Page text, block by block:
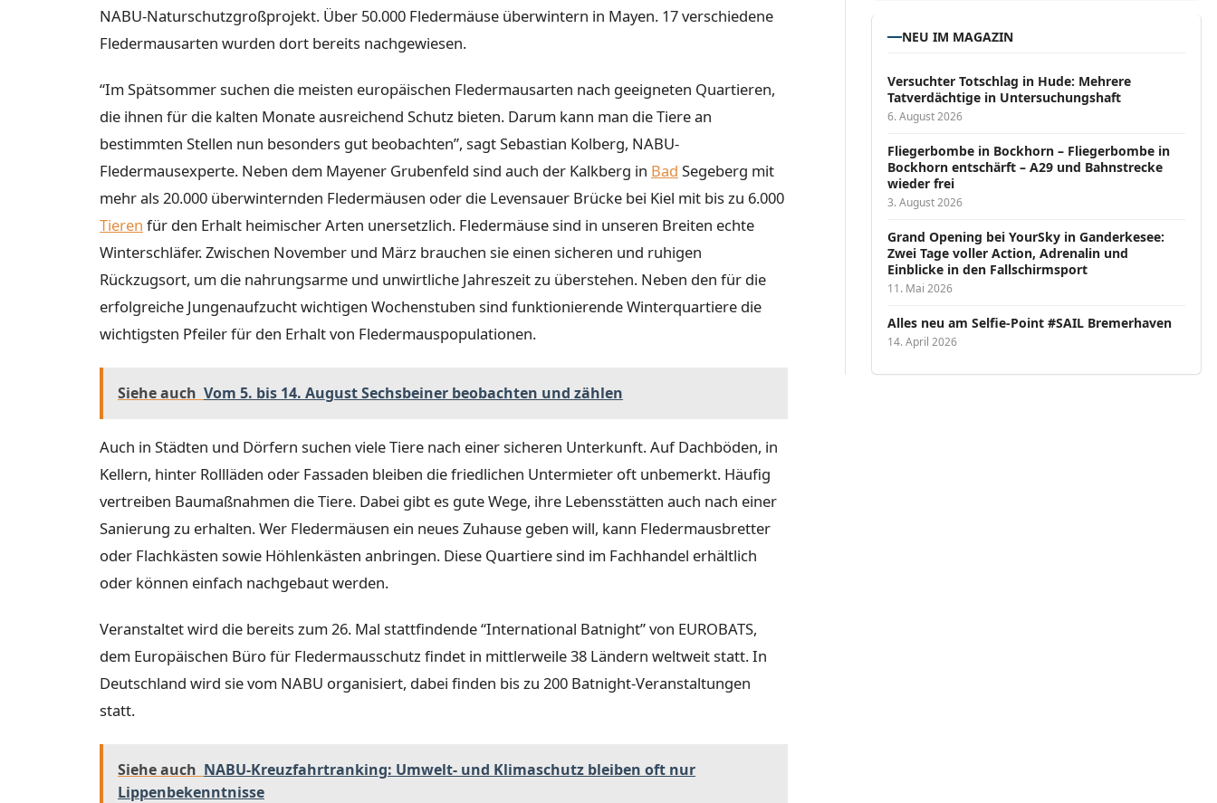
NABU-Naturschutzgroßprojekt. Über 50.000 Fledermäuse überwintern in Mayen. 17 verschiedene
Fledermausarten wurden dort bereits nachgewiesen.
“Im Spätsommer suchen die meisten europäischen Fledermausarten nach geeigneten Quartieren,
die ihnen für die kalten Monate ausreichend Schutz bieten. Darum kann man die Tiere an
bestimmten Stellen nun besonders gut beobachten”, sagt Sebastian Kolberg, NABU-
Fledermausexperte. Neben dem Mayener Grubenfeld sind auch der Kalkberg in Bad Segeberg mit
mehr als 20.000 überwinternden Fledermäusen oder die Levensauer Brücke bei Kiel mit bis zu 6.000
Tieren für den Erhalt heimischer Arten unersetzlich. Fledermäuse sind in unseren Breiten echte
Winterschläfer. Zwischen November und März brauchen sie einen sicheren und ruhigen
Rückzugsort, um die nahrungsarme und unwirtliche Jahreszeit zu überstehen. Neben den für die
erfolgreiche Jungenaufzucht wichtigen Wochenstuben sind funktionierende Winterquartiere die
wichtigsten Pfeiler für den Erhalt von Fledermauspopulationen.
Siehe auch Vom 5. bis 14. August Sechsbeiner beobachten und zählen
Auch in Städten und Dörfern suchen viele Tiere nach einer sicheren Unterkunft. Auf Dachböden, in
Kellern, hinter Rollläden oder Fassaden bleiben die friedlichen Untermieter oft unbemerkt. Häufig
vertreiben Baumaßnahmen die Tiere. Dabei gibt es gute Wege, ihre Lebensstätten auch nach einer
Sanierung zu erhalten. Wer Fledermäusen ein neues Zuhause geben will, kann Fledermausbretter
oder Flachkästen sowie Höhlenkästen anbringen. Diese Quartiere sind im Fachhandel erhältlich
oder können einfach nachgebaut werden.
Veranstaltet wird die bereits zum 26. Mal stattfindende “International Batnight” von EUROBATS,
dem Europäischen Büro für Fledermausschutz findet in mittlerweile 38 Ländern weltweit statt. In
Deutschland wird sie vom NABU organisiert, dabei finden bis zu 200 Batnight-Veranstaltungen
statt.
Siehe auch NABU-Kreuzfahrtranking: Umwelt- und Klimaschutz bleiben oft nur
Lippenbekenntnisse
NEU IM MAGAZIN
Versucht­er Totschlag in Hude: Mehrere
Tatverdächtige in Untersuchungshaft
6. August 2026
Fliegerbombe in Bockhorn – Fliegerbombe in
Bockhorn entschärft – A29 und Bahnstrecke
wieder frei
3. August 2026
Grand Opening bei YourSky in Ganderkesee:
Zwei Tage voller Action, Adrenalin und
Einblicke in den Fallschirmsport
11. Mai 2026
Alles neu am Selfie-Point #SAIL Bremerhaven
14. April 2026